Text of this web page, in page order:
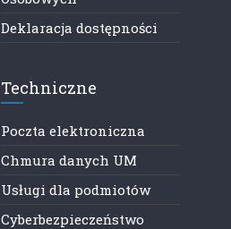
Deklaracja dostępności
Techniczne
Poczta elektroniczna
Chmura danych UM
Usługi dla podmiotów
Cyberbezpieczeństwo